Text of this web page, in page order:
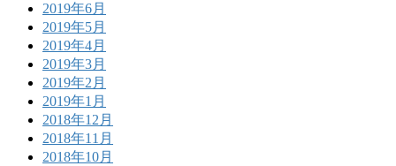
2019年6月
2019年5月
2019年4月
2019年3月
2019年2月
2019年1月
2018年12月
2018年11月
2018年10月